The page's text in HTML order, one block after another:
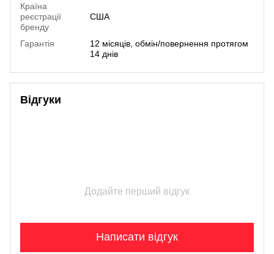
Країна
реєстрації
бренду
США
Гарантія
12 місяців, обмін/повернення протягом
14 днів
Відгуки
Додайте перший відгук
Написати відгук